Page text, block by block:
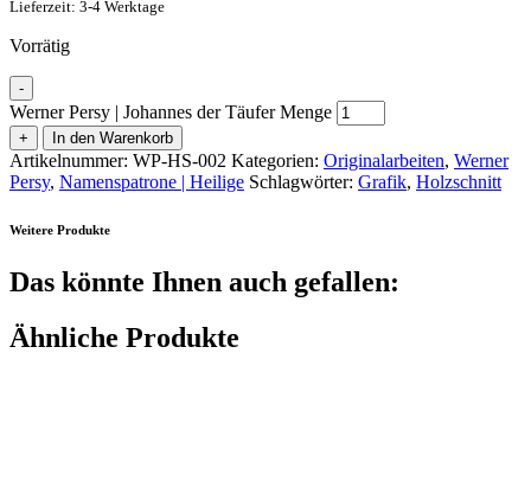
Lieferzeit: 3-4 Werktage
Vorrätig
-
Werner Persy | Johannes der Täufer Menge
+ In den Warenkorb
Artikelnummer: WP-HS-002 Kategorien: Originalarbeiten, Werner
Persy, Namenspatrone | Heilige Schlagwörter: Grafik, Holzschnitt
Weitere Produkte
Das könnte Ihnen auch gefallen:
Ähnliche Produkte